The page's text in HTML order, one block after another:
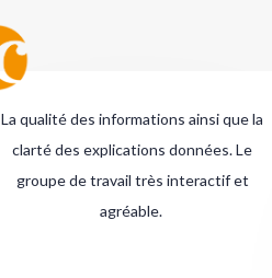
La qualité des informations ainsi que la
clarté des explications données. Le
groupe de travail très interactif et
agréable.